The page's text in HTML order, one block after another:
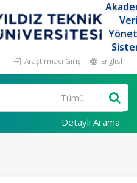
Araştırmacı Girişi English
Detaylı Arama